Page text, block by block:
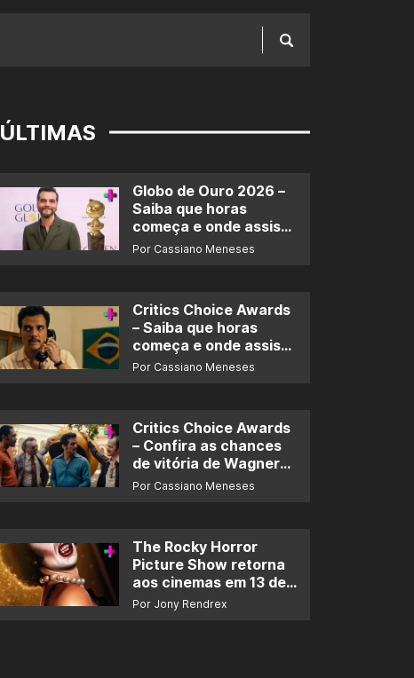
ÚLTIMAS
Globo de Ouro 2026 –
Saiba que horas
começa e onde assistir
ao prêmio
Por Cassiano Meneses
Critics Choice Awards
– Saiba que horas
começa e onde assistir
ao prêmio
Por Cassiano Meneses
Critics Choice Awards
– Confira as chances
de vitória de Wagner
Moura e de ‘O Agente
Por Cassiano Meneses
The Rocky Horror
Picture Show retorna
aos cinemas em 13 de
novembro
Por Jony Rendrex